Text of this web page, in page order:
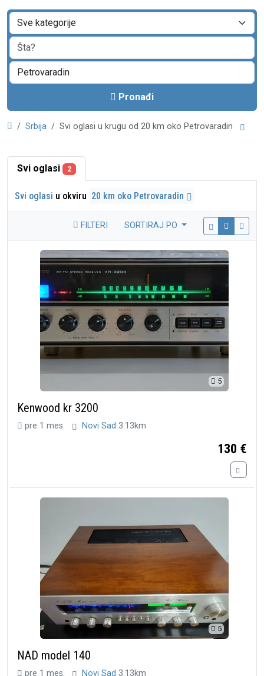
Pronađi
Srbija Svi oglasi u krugu od 20 km oko Petrovaradin
Svi oglasi 2
Svi oglasi u okviru 20 km oko Petrovaradin
FILTERI SORTIRAJ PO
5
Kenwood kr 3200
pre 1 mes. Novi Sad 3.13km
130 €
5
NAD model 140
pre 1 mes. Novi Sad 3.13km